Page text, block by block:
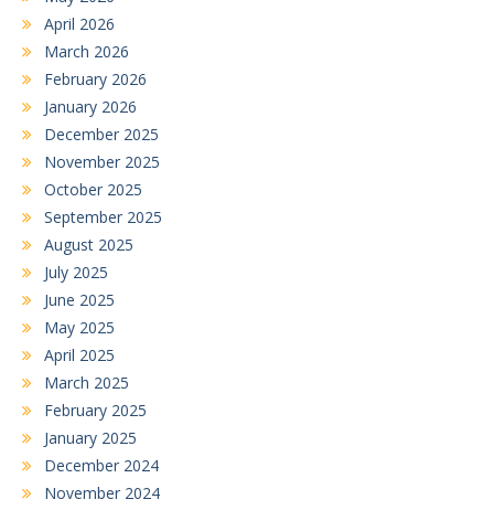
April 2026
March 2026
February 2026
January 2026
December 2025
November 2025
October 2025
September 2025
August 2025
July 2025
June 2025
May 2025
April 2025
March 2025
February 2025
January 2025
December 2024
November 2024